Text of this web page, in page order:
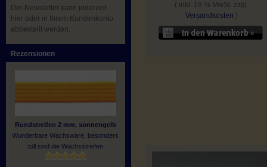
Der Newsletter kann jederzeit
hier oder in Ihrem Kundenkonto
abbestellt werden.
Rezensionen
Rundstreifen 2 mm, sonnengelb
Wunderbare Wachsware, besonders
toll sind die Wachsstreifen
( inkl. 19 % MwSt. zzgl.
Versandkosten )